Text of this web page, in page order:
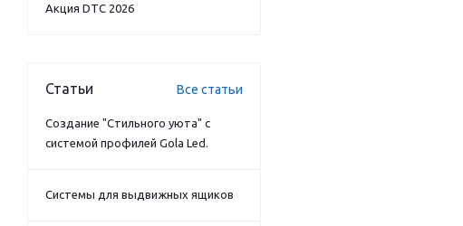
Акция DTC 2026
Статьи Все статьи
Создание "Стильного уюта" с
системой профилей Gola Led.
Системы для выдвижных ящиков